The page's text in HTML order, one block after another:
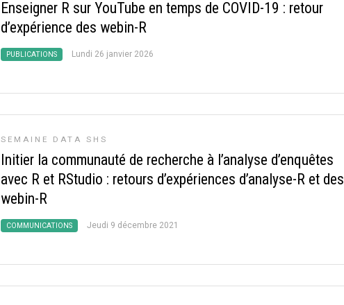
Enseigner R sur YouTube en temps de COVID-19 : retour
d’expérience des webin-R
PUBLICATIONS Lundi 26 janvier 2026
SEMAINE DATA SHS
Initier la communauté de recherche à l’analyse d’enquêtes
avec R et RStudio : retours d’expériences d’analyse-R et des
webin-R
COMMUNICATIONS Jeudi 9 décembre 2021